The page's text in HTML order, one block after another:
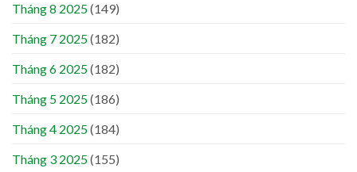
Tháng 8 2025(149)
Tháng 7 2025(182)
Tháng 6 2025(182)
Tháng 5 2025(186)
Tháng 4 2025(184)
Tháng 3 2025(155)